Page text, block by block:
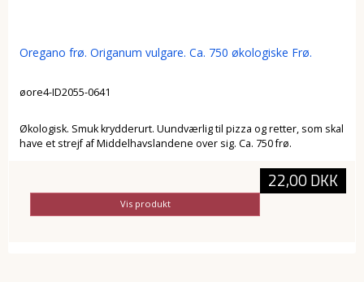
Oregano frø. Origanum vulgare. Ca. 750 økologiske Frø.
øore4-ID2055-0641
Økologisk. Smuk krydderurt. Uundværlig til pizza og retter, som skal
have et strejf af Middelhavslandene over sig. Ca. 750 frø.
22,00 DKK
Vis produkt